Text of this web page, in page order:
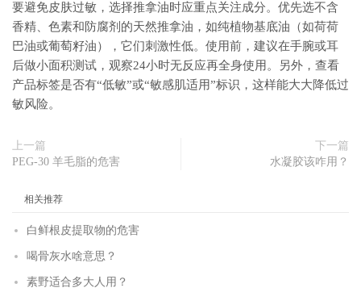
要避免皮肤过敏，选择推拿油时应重点关注成分。优先选不含
香精、色素和防腐剂的天然推拿油，如纯植物基底油（如荷荷
巴油或葡萄籽油），它们刺激性低。使用前，建议在手腕或耳
后做小面积测试，观察24小时无反应再全身使用。另外，查看
产品标签是否有“低敏”或“敏感肌适用”标识，这样能大大降低过
敏风险。
上一篇
PEG-30 羊毛脂的危害
下一篇
水凝胶该咋用？
相关推荐
白鲜根皮提取物的危害
喝骨灰水啥意思？
素野适合多大人用？